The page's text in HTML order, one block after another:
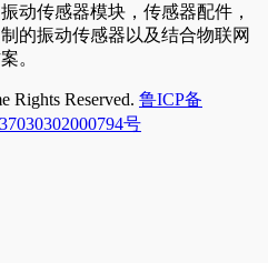
动传感器模块，传感器配件，
的振动传感器以及结合物联网
。
Rights Reserved. 鲁ICP备
号